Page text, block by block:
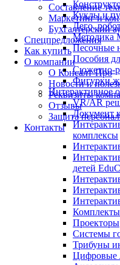
Составление
Маркетинг и
Бухгалтерский
Спецпредложения
Как купить
О компании
О Консалт-Про
Новости и
Реквизиты
Отзывы
Защита
Контакты
Куклы и
Лего,
Методика
Песочные
Пособия
Сюжетно-
Фигурки
Интерактивное
VR/AR
Документ
комплексы
детей
Комплекты
Проекторы
Системы
Трибуны
Цифровые